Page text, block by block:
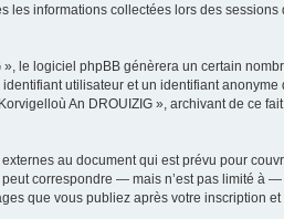
informations collectées lors des sessions
le logiciel phpBB génèrera un certain
utilisateur et un identifiant
An DROUIZIG », archivant de ce
au document qui est prévu pour
correspondre — mais n’est pas limité à
que vous publiez après votre inscription